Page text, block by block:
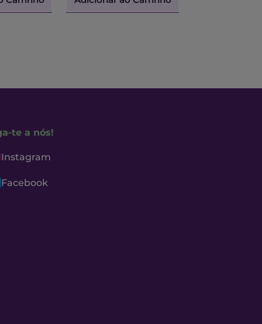
te a nós!
Instagram
Facebook